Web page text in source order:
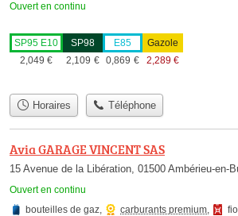
Ouvert en continu
SP95 E10
2,049 €
SP98
2,109 €
E85
0,869 €
Gazole
2,289 €
Horaires Téléphone
Avia GARAGE VINCENT SAS
15 Avenue de la Libération, 01500 Ambérieu-en-
Ouvert en continu
bouteilles de gaz carburants premium